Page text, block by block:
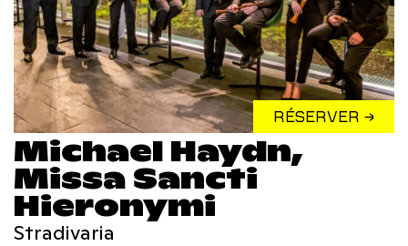
RÉSERVER →
Michael Haydn,
Missa Sancti
Hieronymi
Stradivaria